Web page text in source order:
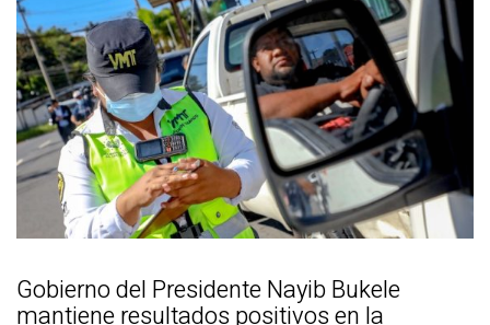
Gobierno del Presidente Nayib Bukele
mantiene resultados positivos en la